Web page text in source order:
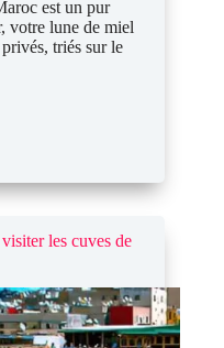
est un pur
votre lune de miel
triés sur le
les cuves de